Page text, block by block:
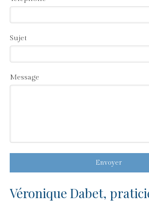
Sujet
Message
Envoyer
Véronique Dabet,